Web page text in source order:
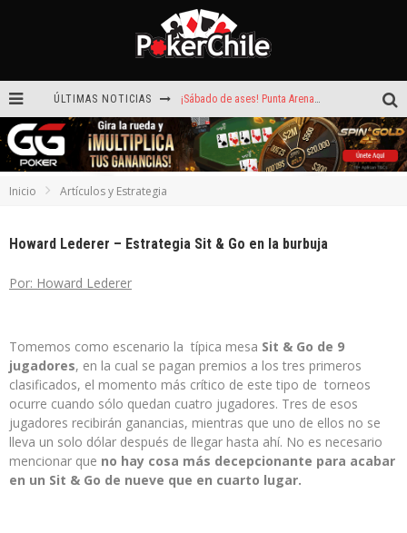
ÚLTIMAS NOTICIAS ¡Sábado de ases! Punta Arenas y Valdivia repartieron más de $3,8 millones
ROAD TO CLSOP Puerto Plata, satélite a Main Event.
Carlos Faúndez aceleró hasta la victoria en el Turbo de Dreams Temuco
Hoy camiseta Firmada por Arturo Vidal gratis en GGPoker
Inicio Artículos y Estrategia
Howard Lederer – Estrategia Sit & Go en la burbuja
Por: Howard Lederer
Tomemos como escenario la típica mesa Sit & Go de 9
jugadores, en la cual se pagan premios a los tres primeros
clasificados, el momento más crítico de este tipo de torneos
ocurre cuando sólo quedan cuatro jugadores. Tres de esos
jugadores recibirán ganancias, mientras que uno de ellos no se
lleva un solo dólar después de llegar hasta ahí. No es necesario
mencionar que no hay cosa más decepcionante para acabar
en un Sit & Go de nueve que en cuarto lugar.